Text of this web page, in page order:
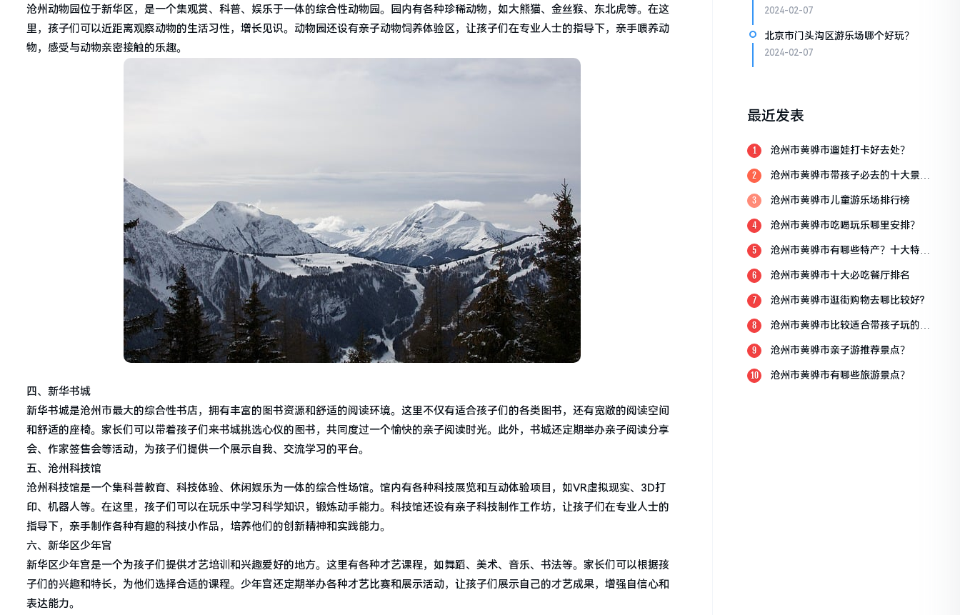
沧州动物园位于新华区，是一个集观赏、科普、娱乐于一体的综合性动物园。园内有各种珍稀动物，如大熊猫、金丝猴、东北虎等。在这
里，孩子们可以近距离观察动物的生活习性，增长见识。动物园还设有亲子动物饲养体验区，让孩子们在专业人士的指导下，亲手喂养动
物，感受与动物亲密接触的乐趣。
四、新华书城
新华书城是沧州市最大的综合性书店，拥有丰富的图书资源和舒适的阅读环境。这里不仅有适合孩子们的各类图书，还有宽敞的阅读空间
和舒适的座椅。家长们可以带着孩子们来书城挑选心仪的图书，共同度过一个愉快的亲子阅读时光。此外，书城还定期举办亲子阅读分享
会、作家签售会等活动，为孩子们提供一个展示自我、交流学习的平台。
五、沧州科技馆
沧州科技馆是一个集科普教育、科技体验、休闲娱乐为一体的综合性场馆。馆内有各种科技展览和互动体验项目，如VR虚拟现实、3D打
印、机器人等。在这里，孩子们可以在玩乐中学习科学知识，锻炼动手能力。科技馆还设有亲子科技制作工作坊，让孩子们在专业人士的
指导下，亲手制作各种有趣的科技小作品，培养他们的创新精神和实践能力。
六、新华区少年宫
新华区少年宫是一个为孩子们提供才艺培训和兴趣爱好的地方。这里有各种才艺课程，如舞蹈、美术、音乐、书法等。家长们可以根据孩
子们的兴趣和特长，为他们选择合适的课程。少年宫还定期举办各种才艺比赛和展示活动，让孩子们展示自己的才艺成果，增强自信心和
表达能力。
2024-02-07
北京市门头沟区游乐场哪个好玩？
2024-02-07
最近发表
1 沧州市黄骅市遛娃打卡好去处？
2
沧州市黄骅市带孩子必去的十大景
3 沧州市黄骅市儿童游乐场排行榜
4 沧州市黄骅市吃喝玩乐哪里安排？
5
沧州市黄骅市有哪些特产？十大特产
6 沧州市黄骅市十大必吃餐厅排名
7 沧州市黄骅市逛街购物去哪比较好?
8
沧州市黄骅市比较适合带孩子玩的地
9 沧州市黄骅市亲子游推荐景点？
10 沧州市黄骅市有哪些旅游景点？